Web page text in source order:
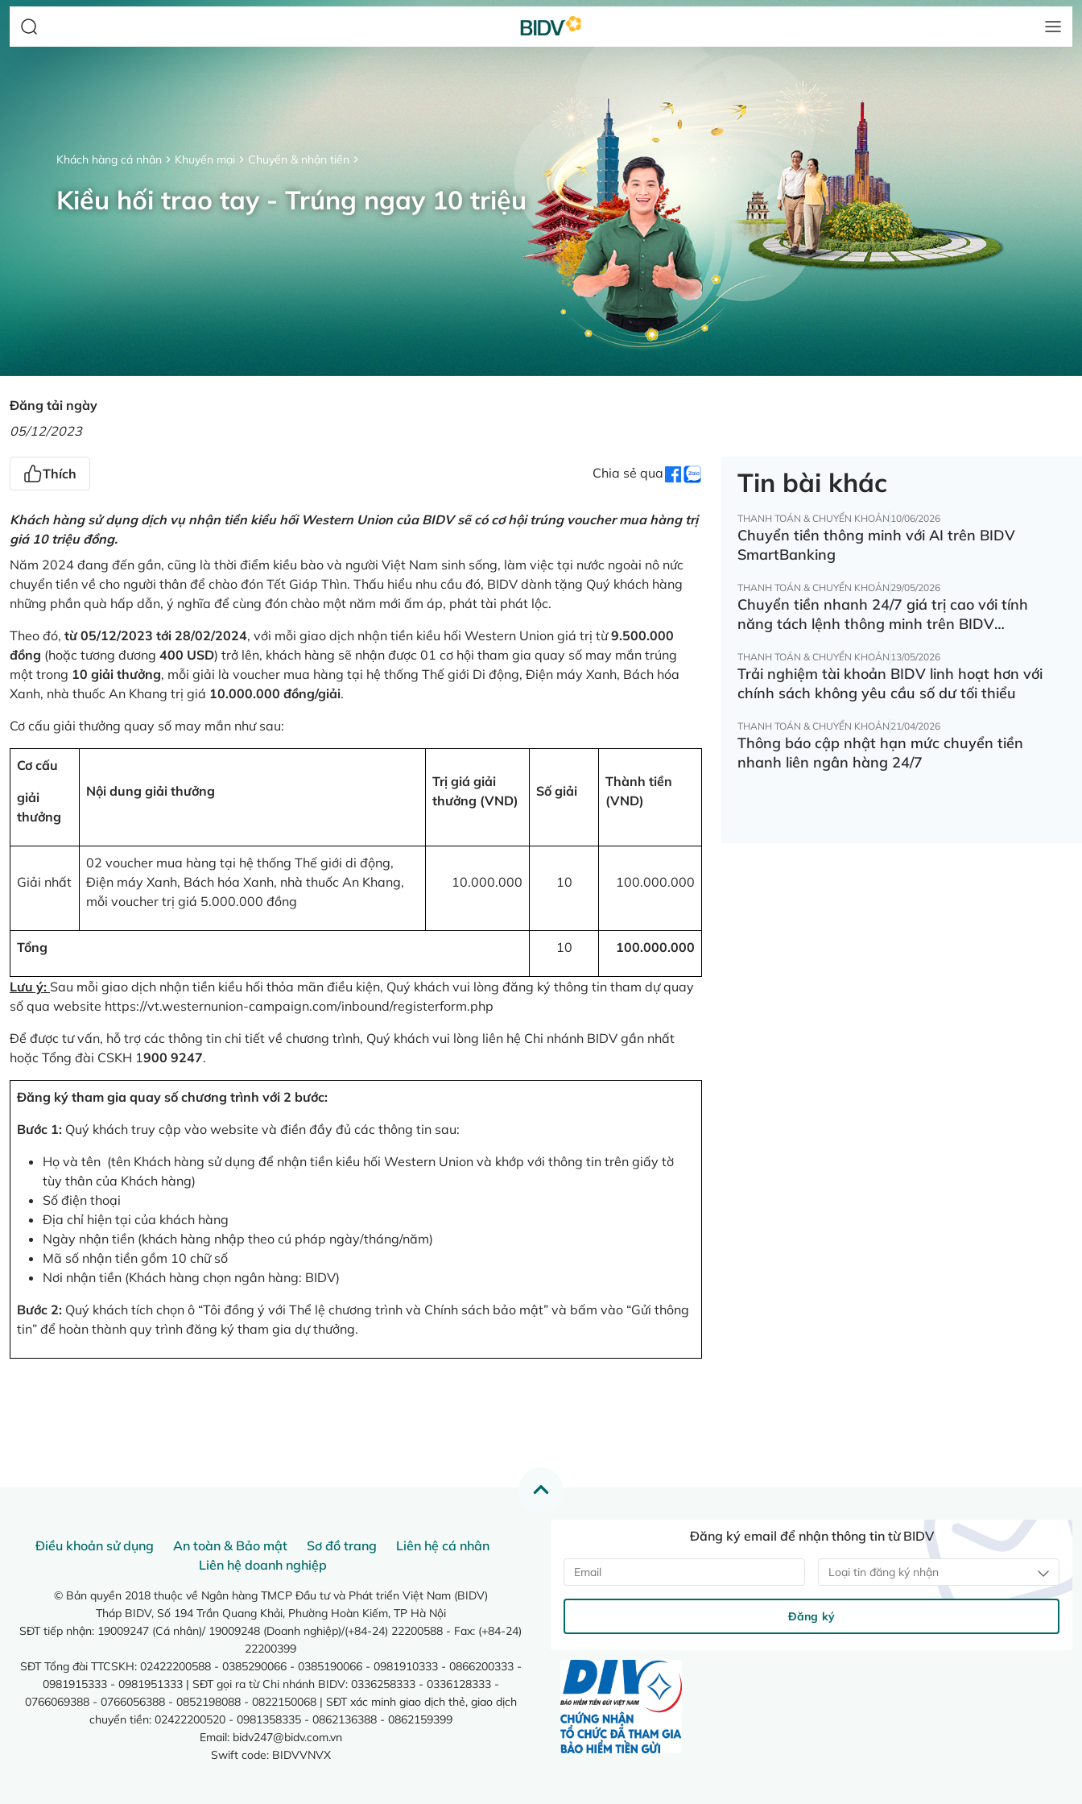
Khách hàng cá nhân Khuyến mại Chuyển & nhận tiền
Kiều hối trao tay - Trúng ngay 10 triệu
Đăng tải ngày
05/12/2023
Thích Chia sẻ qua
Khách hàng sử dụng dịch vụ nhận tiền kiều hối Western Union của BIDV sẽ có cơ hội trúng voucher mua hàng trị
giá 10 triệu đồng.
Năm 2024 đang đến gần, cũng là thời điểm kiều bào và người Việt Nam sinh sống, làm việc tại nước ngoài nô nức
chuyển tiền về cho người thân để chào đón Tết Giáp Thìn. Thấu hiểu nhu cầu đó, BIDV dành tặng Quý khách hàng
những phần quà hấp dẫn, ý nghĩa để cùng đón chào một năm mới ấm áp, phát tài phát lộc.
Theo đó, từ 05/12/2023 tới 28/02/2024, với mỗi giao dịch nhận tiền kiều hối Western Union giá trị từ9.500.000
đồng (hoặc tương đương 400 USD) trở lên, khách hàng sẽ nhận được 01 cơ hội tham gia quay số may mắn trúng
một trong 10 giải thưởng, mỗi giải là voucher mua hàng tại hệ thống Thế giới Di động, Điện máy Xanh, Bách hóa
Xanh, nhà thuốc An Khang trị giá 10.000.000 đồng/giải.
Cơ cấu giải thưởng quay số may mắn như sau:
Cơ cấu
giải
thưởng
Nội dung giải thưởng
Trị giá giải
thưởng (VND)
Số giải
Thành tiền
(VND)
Giải nhất
02 voucher mua hàng tại hệ thống Thế giới di động,
Điện máy Xanh, Bách hóa Xanh, nhà thuốc An Khang,
mỗi voucher trị giá 5.000.000 đồng
10.000.000 10 100.000.000
Tổng 10 100.000.000
Lưu ý: Sau mỗi giao dịch nhận tiền kiều hối thỏa mãn điều kiện, Quý khách vui lòng đăng ký thông tin tham dự quay
số qua website https://vt.westernunion-campaign.com/inbound/registerform.php
Để được tư vấn, hỗ trợ các thông tin chi tiết về chương trình, Quý khách vui lòng liên hệ Chi nhánh BIDV gần nhất
hoặc Tổng đài CSKH 1900 9247.
Đăng ký tham gia quay số chương trình với 2 bước:
Bước 1: Quý khách truy cập vào website và điền đầy đủ các thông tin sau:
Họ và tên (tên Khách hàng sử dụng để nhận tiền kiều hối Western Union và khớp với thông tin trên giấy tờ
tùy thân của Khách hàng)
Số điện thoại
Địa chỉ hiện tại của khách hàng
Ngày nhận tiền (khách hàng nhập theo cú pháp ngày/tháng/năm)
Mã số nhận tiền gồm 10 chữ số
Nơi nhận tiền (Khách hàng chọn ngân hàng: BIDV)
Bước 2: Quý khách tích chọn ô “Tôi đồng ý với Thể lệ chương trình và Chính sách bảo mật” và bấm vào “Gửi thông
tin” để hoàn thành quy trình đăng ký tham gia dự thưởng.
Tin bài khác
THANH TOÁN & CHUYỂN KHOẢN 10/06/2026
Chuyển tiền thông minh với AI trên BIDV
SmartBanking
THANH TOÁN & CHUYỂN KHOẢN 29/05/2026
Chuyển tiền nhanh 24/7 giá trị cao với tính
năng tách lệnh thông minh trên BIDV
THANH TOÁN & CHUYỂN KHOẢN 13/05/2026
Trải nghiệm tài khoản BIDV linh hoạt hơn với
chính sách không yêu cầu số dư tối thiểu
THANH TOÁN & CHUYỂN KHOẢN 21/04/2026
Thông báo cập nhật hạn mức chuyển tiền
nhanh liên ngân hàng 24/7
Điều khoản sử dụng An toàn & Bảo mật Sơ đồ trang
Liên hệ cá nhân
Liên hệ doanh nghiệp
© Bản quyền 2018 thuộc về Ngân hàng TMCP Đầu tư và Phát triển Việt Nam (BIDV)
Tháp BIDV, Số 194 Trần Quang Khải, Phường Hoàn Kiếm, TP Hà Nội
SĐT tiếp nhận: 19009247 (Cá nhân)/ 19009248 (Doanh nghiệp)/(+84-24) 22200588 - Fax: (+84-24)
22200399
SĐT Tổng đài TTCSKH: 02422200588 - 0385290066 - 0385190066 - 0981910333 - 0866200333 -
0981915333 - 0981951333 | SĐT gọi ra từ Chi nhánh BIDV: 0336258333 - 0336128333 -
0766069388 - 0766056388 - 0852198088 - 0822150068 | SĐT xác minh giao dịch thẻ, giao dịch
chuyển tiền: 02422200520 - 0981358335 - 0862136388 - 0862159399
Email: bidv247@bidv.com.vn
Swift code: BIDVVNVX
Đăng ký email để nhận thông tin từ BIDV
Loại tin đăng ký nhận
Đăng ký